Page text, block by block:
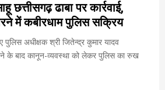
छत्तीसगढ़ ढाबा पर कार्रवाई,
में कबीरधाम पुलिस सक्रिय
पुलिस अधीक्षक श्री जितेन्द्र कुमार यादव
के बाद कानून-व्यवस्था को लेकर पुलिस का रुख